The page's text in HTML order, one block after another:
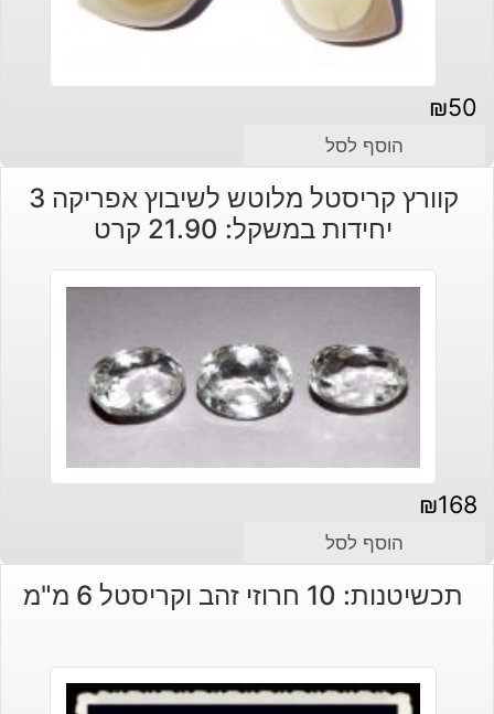
₪50
הוסף לסל
קוורץ קריסטל מלוטש לשיבוץ אפריקה 3
יחידות במשקל: 21.90 קרט
₪168
הוסף לסל
תכשיטנות: 10 חרוזי זהב וקריסטל 6 מ"מ